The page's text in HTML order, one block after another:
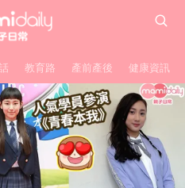
教育路 產前產後 健康資訊